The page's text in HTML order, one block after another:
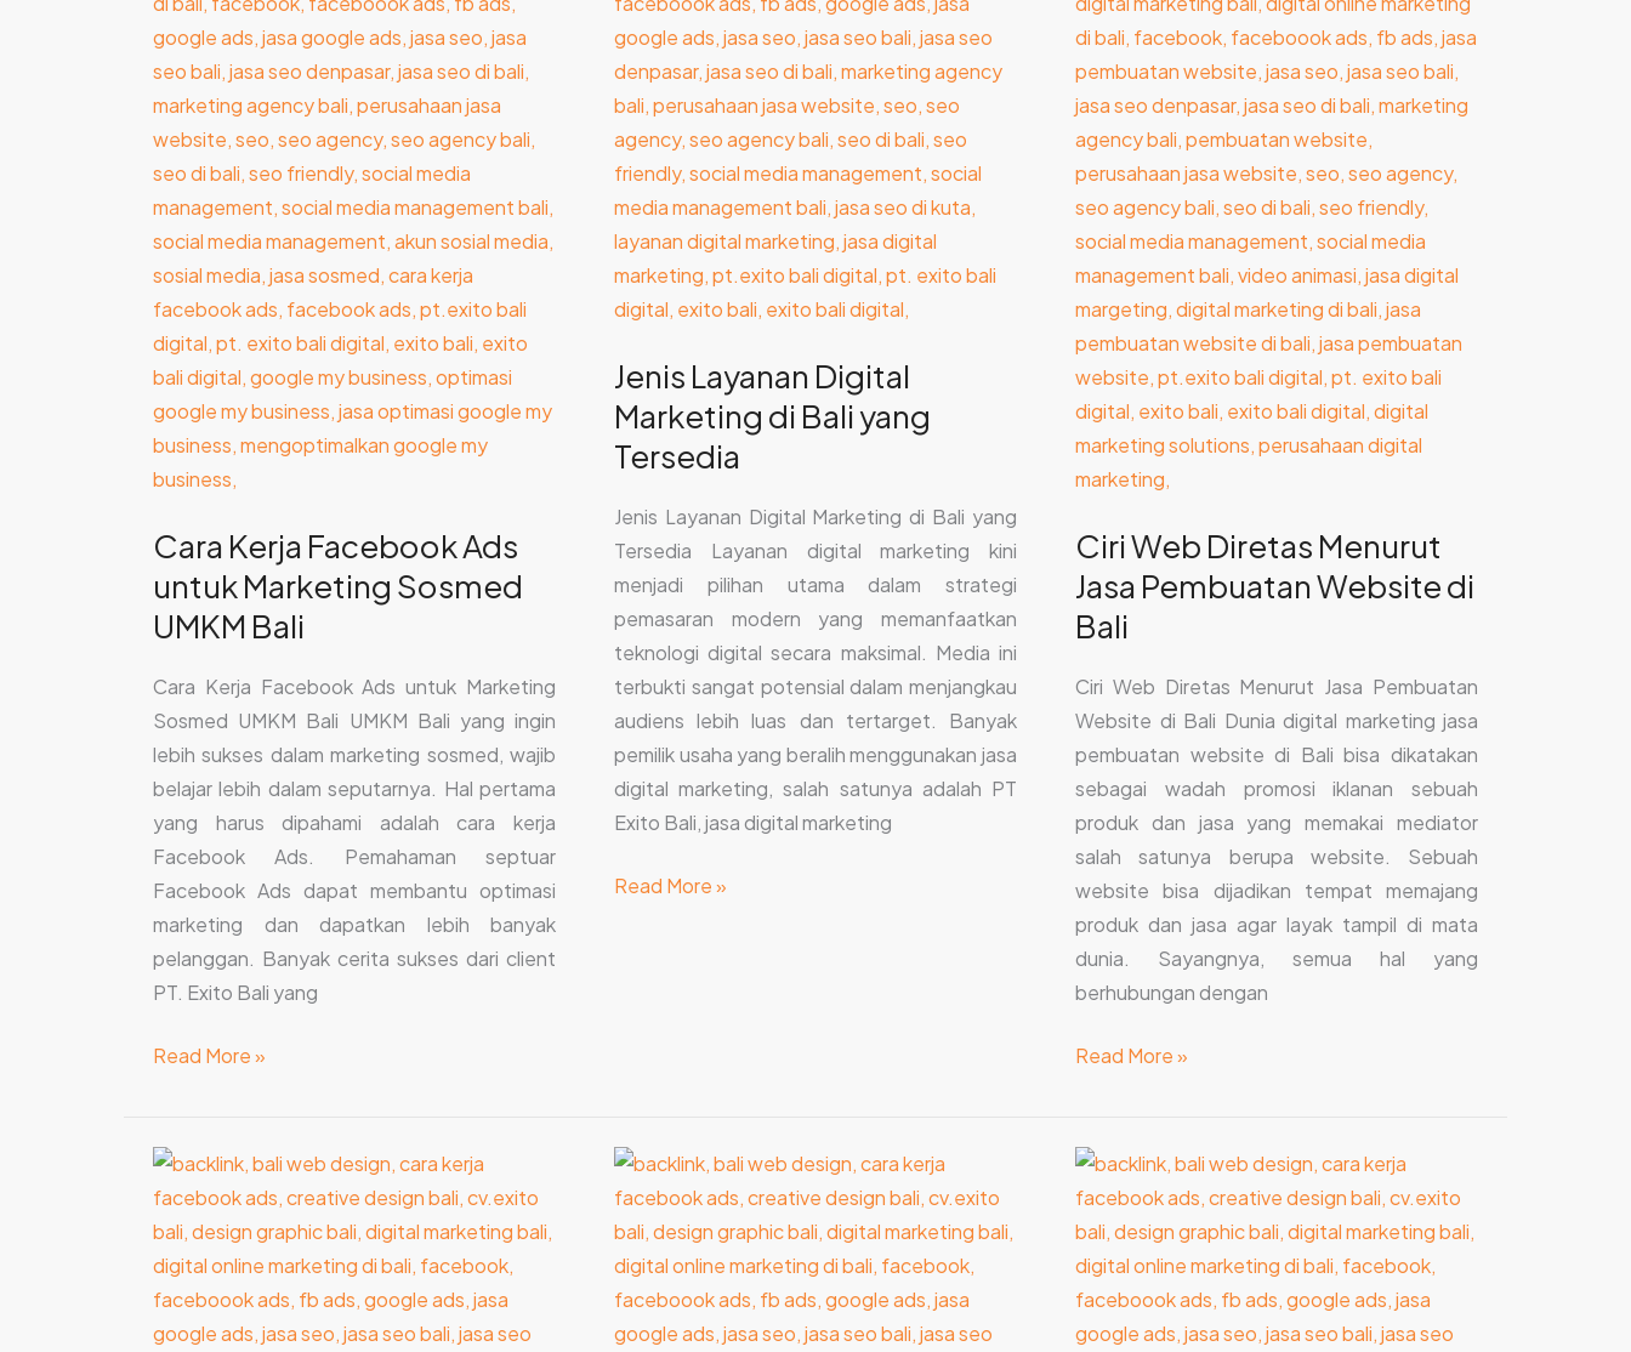
Cara Kerja Facebook Ads
untuk Marketing Sosmed
UMKM Bali
Cara Kerja Facebook Ads untuk Marketing
Sosmed UMKM Bali UMKM Bali yang ingin
lebih sukses dalam marketing sosmed, wajib
belajar lebih dalam seputarnya. Hal pertama
yang harus dipahami adalah cara kerja
Facebook Ads. Pemahaman septuar
Facebook Ads dapat membantu optimasi
marketing dan dapatkan lebih banyak
pelanggan. Banyak cerita sukses dari client
PT. Exito Bali yang
Marketing
Sosmed
UMKM
Bali
Read More »
Jenis Layanan Digital
Marketing di Bali yang
Tersedia
Jenis Layanan Digital Marketing di Bali yang
Tersedia Layanan digital marketing kini
menjadi pilihan utama dalam strategi
pemasaran modern yang memanfaatkan
teknologi digital secara maksimal. Media ini
terbukti sangat potensial dalam menjangkau
audiens lebih luas dan tertarget. Banyak
pemilik usaha yang beralih menggunakan jasa
digital marketing, salah satunya adalah PT
Exito Bali, jasa digital marketing
Bali
yang
Tersedia
Read More »
Ciri Web Diretas Menurut
Jasa Pembuatan Website di
Bali
Ciri Web Diretas Menurut Jasa Pembuatan
Website di Bali Dunia digital marketing jasa
pembuatan website di Bali bisa dikatakan
sebagai wadah promosi iklanan sebuah
produk dan jasa yang memakai mediator
salah satunya berupa website. Sebuah
website bisa dijadikan tempat memajang
produk dan jasa agar layak tampil di mata
dunia. Sayangnya, semua hal yang
berhubungan dengan
Pembuatan
Website
di
Bali
Read More »
8
Cara
Memilih
Creative
Agency
Bali
Jasa
Web
Design
Bali
untuk
Website
Jasa
Pembuat
Website
di
Bali
Bikin